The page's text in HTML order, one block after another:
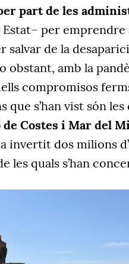
part de les
per emprendre
de la
obstant, amb la
compromisos
s’han vist són les
Costes i Mar del
invertit dos milions
les quals s’han